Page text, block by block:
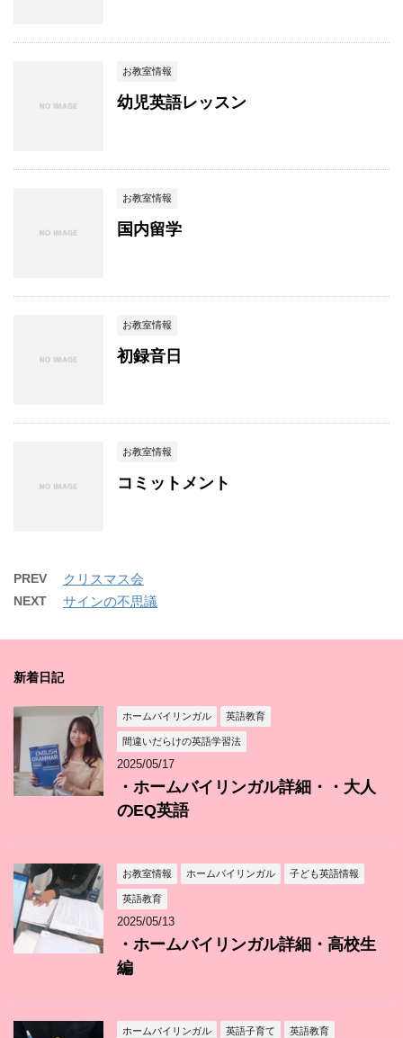
お教室情報
幼児英語レッスン
お教室情報
国内留学
お教室情報
初録音日
お教室情報
コミットメント
PREV クリスマス会
NEXT サインの不思議
新着日記
ホームバイリンガル 英語教育
間違いだらけの英語学習法
2025/05/17
・ホームバイリンガル詳細・・大人
のEQ英語
お教室情報 ホームバイリンガル 子ども英語情報
英語教育
2025/05/13
・ホームバイリンガル詳細・高校生
編
ホームバイリンガル 英語子育て 英語教育